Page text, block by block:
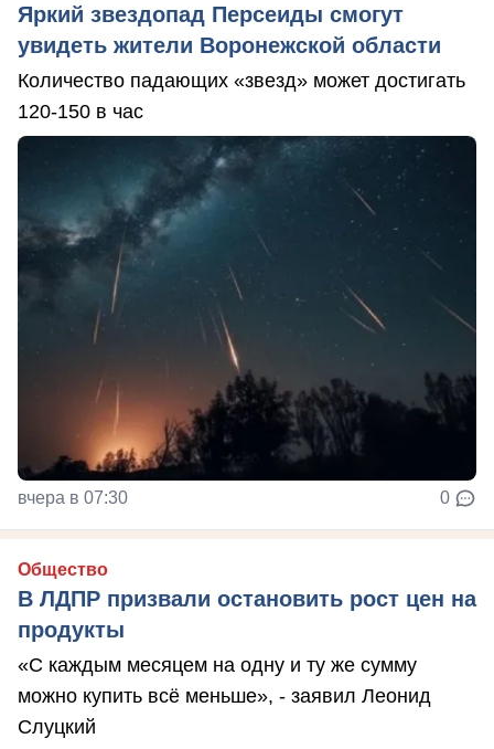
Яркий звездопад Персеиды смогут
увидеть жители Воронежской области
Количество падающих «звезд» может достигать
120-150 в час
вчера в 07:30 0
Общество
В ЛДПР призвали остановить рост цен на
продукты
«С каждым месяцем на одну и ту же сумму
можно купить всё меньше», - заявил Леонид
Слуцкий